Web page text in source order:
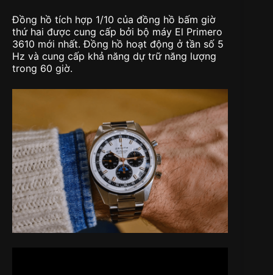
Đồng hồ tích hợp 1/10 của đồng hồ bấm giờ
thứ hai được cung cấp bởi bộ máy El Primero
3610 mới nhất. Đồng hồ hoạt động ở tần số 5
Hz và cung cấp khả năng dự trữ năng lượng
trong 60 giờ.